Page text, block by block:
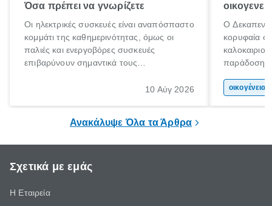
Όσα πρέπει να γνωρίζετε
Οι ηλεκτρικές συσκευές είναι αναπόσπαστο
κομμάτι της καθημερινότητας, όμως οι
παλιές και ενεργοβόρες συσκευές
επιβαρύνουν σημαντικά τους
Εδώ ακριβώς έρχεται να βοηθήσει η
καλύπτουν μέρος του κόστους
10 Αύγ 2026
Ο
κορυφαία
παράδοση με
χώρας. Είτε
Ανακάλυψε Όλα τα Άρθρα
Σχετικά με εμάς
Η Εταιρεία